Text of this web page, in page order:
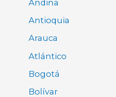
Andina
Antioquia
Arauca
Atlántico
Bogotá
Bolívar